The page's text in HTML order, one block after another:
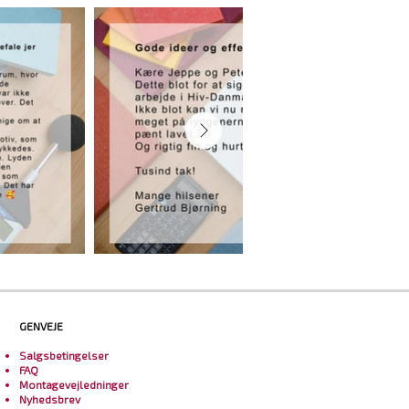
GENVEJE
Salgsbetingelser
FAQ
Montagevejledninger
Nyhedsbrev